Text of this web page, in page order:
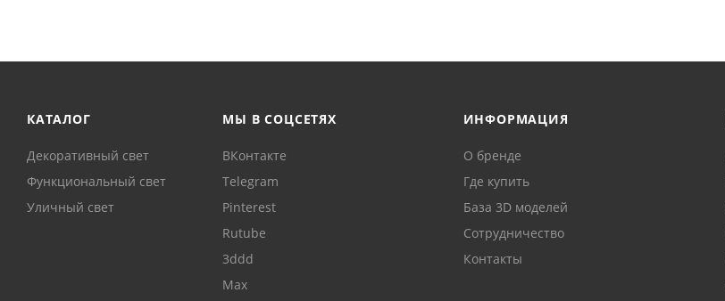
КАТАЛОГ
Декоративный свет
Функциональный свет
Уличный свет
МЫ В СОЦСЕТЯХ
ВКонтакте
Telegram
Pinterest
Rutube
3ddd
Max
ИНФОРМАЦИЯ
О бренде
Где купить
База 3D моделей
Сотрудничество
Контакты